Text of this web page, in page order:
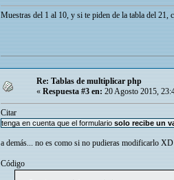
Muestras del 1 al 10, y si te piden de la tabla del
Re: Tablas de multiplicar php
« Respuesta #3 en: 20 Agosto 2015,
Citar
tenga en cuenta que el formulario solo recibe un
a demás... no es como si no pudieras modificarlo
Código